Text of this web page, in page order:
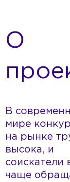
О
В
мире
на рынке
высока, и
соискатели
чаще